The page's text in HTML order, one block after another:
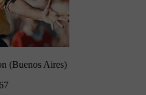
(Buenos Aires)